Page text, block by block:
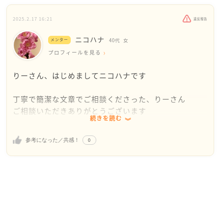
一人暮らしをされたのですね。素晴らしい勇気の持ち
主だと思います
そんなりーさんなら、大丈夫！！向上できます。お仕
事も頑張っていられるなら、このまま勇気を持って、
ご自分らしく振る舞って下さい。そして、ご自分に目
れができるようになりたい。とか１年後には自分はこ
１日が終わるときに振り返ってみて下さい。今日はこ
れができた。１日不安にならずにいられた。というよ
そして、昨日の自分と今日の自分をみなおして、良か
った事をメモしてください。
１週間・１か月と過ごすうちに、ご自分に自信がもて
2025.2.17 16:21 違反報告
メンター ニコハナ 40代 女
プロフィールを見る
りーさん、はじめましてニコハナです
丁寧で簡潔な文章でご相談くださった、りーさん
ご相談いただきありがとうございます
りーさんの育った家庭環境など細かいところは把握出
来てませんが、ご友人にも恵まれてきたということか
ら、人とのコミュニケーションスキルも充分に持ち合
続きを読む
参考になった／共感！ 0